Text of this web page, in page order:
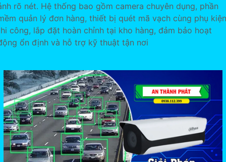
rõ nét. Hệ thống bao gồm camera chuyên dụng, phần
quản lý đơn hàng, thiết bị quét mã vạch cùng phụ kiện
công, lắp đặt hoàn chỉnh tại kho hàng, đảm bảo hoạt
ổn định và hỗ trợ kỹ thuật tận nơi